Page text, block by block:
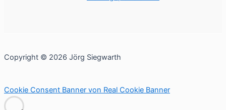
Copyright © 2026 Jörg Siegwarth
Cookie Consent Banner von Real Cookie Banner